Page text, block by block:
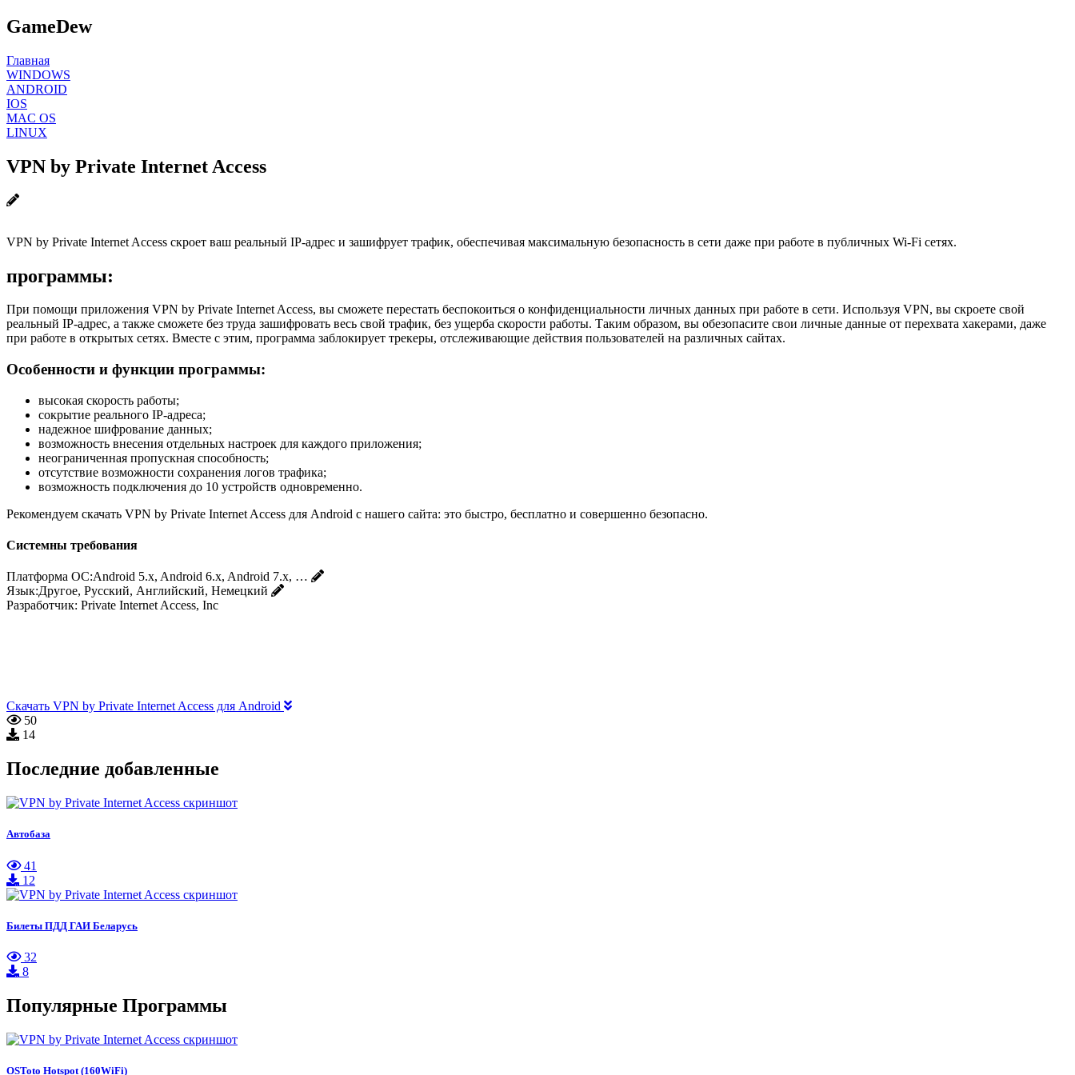
GameDew
Главная
WINDOWS
ANDROID
IOS
MAC OS
LINUX
VPN by Private Internet Access
VPN by Private Internet Access скроет ваш реальный IP-адрес и зашифрует трафик, обеспечивая максимальную безопасность в сети даже при работе в публичных Wi-Fi сетях.
программы:
При помощи приложения VPN by Private Internet Access, вы сможете перестать беспокоиться о конфиденциальности личных данных при работе в сети. Используя VPN, вы скроете свой
реальный IP-адрес, а также сможете без труда зашифровать весь свой трафик, без ущерба скорости работы. Таким образом, вы обезопасите свои личные данные от перехвата хакерами, даже
при работе в открытых сетях. Вместе с этим, программа заблокирует трекеры, отслеживающие действия пользователей на различных сайтах.
Особенности и функции программы:
высокая скорость работы;
сокрытие реального IP-адреса;
надежное шифрование данных;
возможность внесения отдельных настроек для каждого приложения;
неограниченная пропускная способность;
отсутствие возможности сохранения логов трафика;
возможность подключения до 10 устройств одновременно.
Рекомендуем скачать VPN by Private Internet Access для Android с нашего сайта: это быстро, бесплатно и совершенно безопасно.
Системны требования
Платформа ОС:Android 5.x, Android 6.x, Android 7.x, …
Язык:Другое, Русский, Английский, Немецкий
Разработчик: Private Internet Access, Inc
Скачать VPN by Private Internet Access для Android
50
14
Последние добавленные
Автобаза
41
12
Билеты ПДД ГАИ Беларусь
32
8
Популярные Программы
OSToto Hotspot (160WiFi)